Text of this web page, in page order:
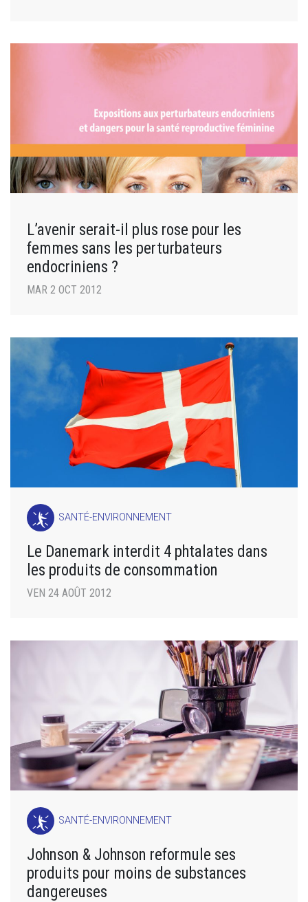
L’avenir serait-il plus rose pour les
femmes sans les perturbateurs
endocriniens ?
MAR 2 OCT 2012
SANTÉ-ENVIRONNEMENT
Le Danemark interdit 4 phtalates dans
les produits de consommation
VEN 24 AOÛT 2012
SANTÉ-ENVIRONNEMENT
Johnson & Johnson reformule ses
produits pour moins de substances
dangereuses